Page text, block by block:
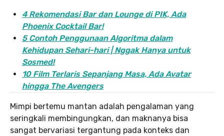
4 Rekomendasi Bar dan Lounge di PIK, Ada
Phoenix Cocktail Bar!
5 Contoh Penggunaan Algoritma dalam
Kehidupan Sehari-hari | Nggak Hanya untuk
Sosmed!
10 Film Terlaris Sepanjang Masa, Ada Avatar
hingga The Avengers
Mimpi bertemu mantan adalah pengalaman yang
seringkali membingungkan, dan maknanya bisa
sangat bervariasi tergantung pada konteks dan